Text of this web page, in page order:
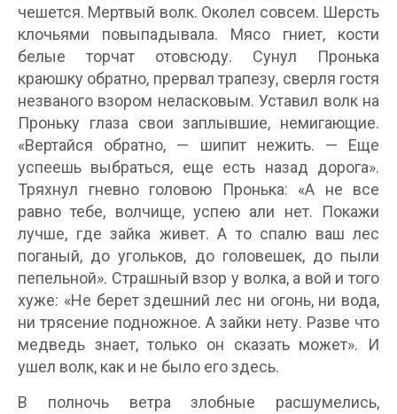
чешется. Мертвый волк. Околел совсем. Шерсть
клочьями повыпадывала. Мясо гниет, кости
белые торчат отовсюду. Сунул Пронька
краюшку обратно, прервал трапезу, сверля гостя
незваного взором неласковым. Уставил волк на
Проньку глаза свои заплывшие, немигающие.
«Вертайся обратно, — шипит нежить. — Еще
успеешь выбраться, еще есть назад дорога».
Тряхнул гневно головою Пронька: «А не все
равно тебе, волчище, успею али нет. Покажи
лучше, где зайка живет. А то спалю ваш лес
поганый, до угольков, до головешек, до пыли
пепельной». Страшный взор у волка, а вой и того
хуже: «Не берет здешний лес ни огонь, ни вода,
ни трясение подножное. А зайки нету. Разве что
медведь знает, только он сказать может». И
ушел волк, как и не было его здесь.
В полночь ветра злобные расшумелись,